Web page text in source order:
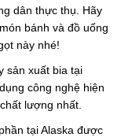
dân thực thụ. Hãy
bánh và đồ uống
này nhé!
sản xuất bia tại
công nghệ hiện
lượng nhất.
tại Alaska được